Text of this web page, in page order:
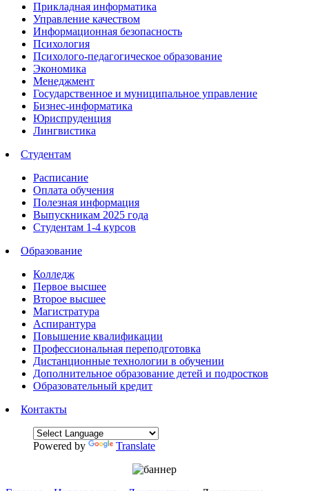
Прикладная информатика
Управление качеством
Информационная безопасность
Психология
Психолого-педагогическое образование
Экономика
Менеджмент
Государственное и муниципальное управление
Бизнес-информатика
Юриспруденция
Лингвистика
Студентам
Расписание
Оплата обучения
Полезная информация
Выпускникам 2025 года
Студентам 1-4 курсов
Образование
Колледж
Первое высшее
Второе высшее
Магистратура
Аспирантура
Повышение квалификации
Профессиональная переподготовка
Дистанционные технологии в обучении
Дополнительное образование детей и подростков
Образовательный кредит
Контакты
Powered by Translate